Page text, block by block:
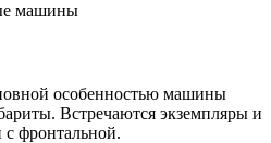
особенностью машины
Встречаются экземпляры и
с фронтальной.